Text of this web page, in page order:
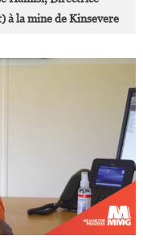
à la mine de Kinsevere